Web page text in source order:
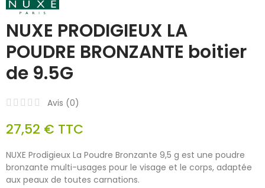
NUXE PRODIGIEUX LA
POUDRE BRONZANTE boitier
de 9.5G
Avis (0)
27,52 € TTC
NUXE Prodigieux La Poudre Bronzante 9,5 g est une poudre
bronzante multi-usages pour le visage et le corps, adaptée
aux peaux de toutes carnations.